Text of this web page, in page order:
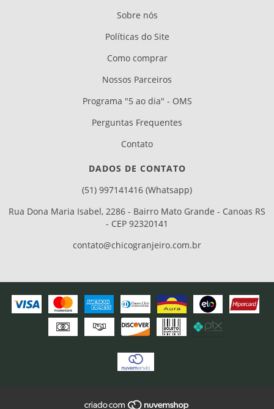
Sobre nós
Políticas do Site
Como comprar
Nossos Parceiros
Programa "5 ao dia" - OMS
Perguntas Frequentes
Contato
DADOS DE CONTATO
(51) 997141416 (Whatsapp)
Rua Dona Maria Isabel, 2286 - Bairro Mato Grande - Canoas RS
- CEP 92320141
contato@chicogranjeiro.com.br